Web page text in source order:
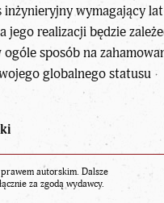
inżynieryjny wymagający
jego realizacji będzie
ogóle sposób na
globalnego statusu
autorskim. Dalsze
za zgodą wydawcy.